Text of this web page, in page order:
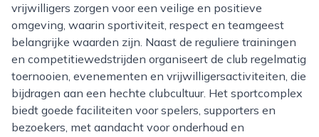
vrijwilligers zorgen voor een veilige en positieve
omgeving, waarin sportiviteit, respect en teamgeest
belangrijke waarden zijn. Naast de reguliere trainingen
en competitiewedstrijden organiseert de club regelmatig
toernooien, evenementen en vrijwilligersactiviteiten, die
bijdragen aan een hechte clubcultuur. Het sportcomplex
biedt goede faciliteiten voor spelers, supporters en
bezoekers, met aandacht voor onderhoud en